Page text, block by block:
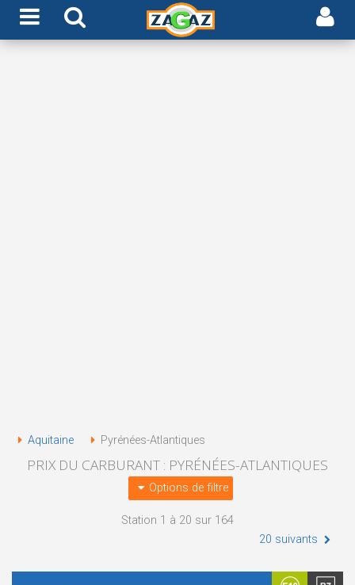
Aquitaine Pyrénées-Atlantiques
PRIX DU CARBURANT : PYRÉNÉES-ATLANTIQUES
Options de filtre
Station 1 à 20 sur 164
20 suivants